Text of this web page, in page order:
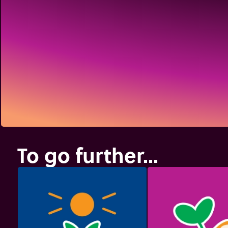
To go further...